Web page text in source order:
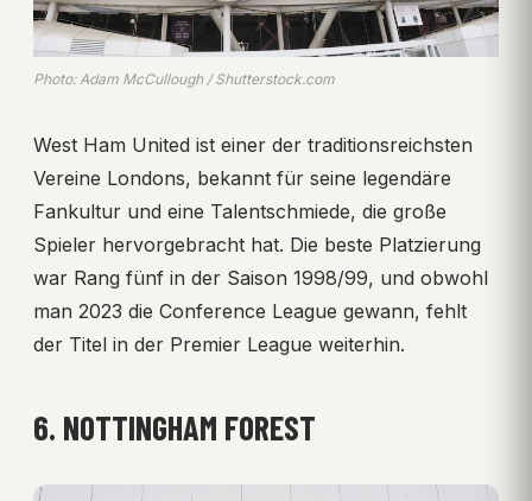
Photo: Adam McCullough / Shutterstock.com
West Ham United ist einer der traditionsreichsten
Vereine Londons, bekannt für seine legendäre
Fankultur und eine Talentschmiede, die große
Spieler hervorgebracht hat. Die beste Platzierung
war Rang fünf in der Saison 1998/99, und obwohl
man 2023 die Conference League gewann, fehlt
der Titel in der Premier League weiterhin.
6. NOTTINGHAM FOREST